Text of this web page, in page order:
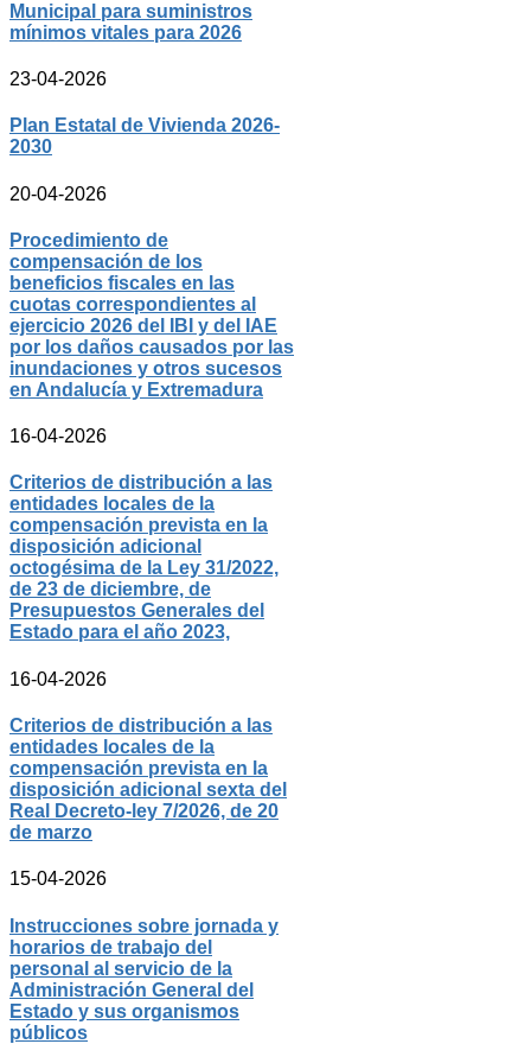
Municipal para suministros
mínimos vitales para 2026
23-04-2026
Plan Estatal de Vivienda 2026-
2030
20-04-2026
Procedimiento de
compensación de los
beneficios fiscales en las
cuotas correspondientes al
ejercicio 2026 del IBI y del IAE
por los daños causados por las
inundaciones y otros sucesos
en Andalucía y Extremadura
16-04-2026
Criterios de distribución a las
entidades locales de la
compensación prevista en la
disposición adicional
octogésima de la Ley 31/2022,
de 23 de diciembre, de
Presupuestos Generales del
Estado para el año 2023,
16-04-2026
Criterios de distribución a las
entidades locales de la
compensación prevista en la
disposición adicional sexta del
Real Decreto-ley 7/2026, de 20
de marzo
15-04-2026
Instrucciones sobre jornada y
horarios de trabajo del
personal al servicio de la
Administración General del
Estado y sus organismos
públicos